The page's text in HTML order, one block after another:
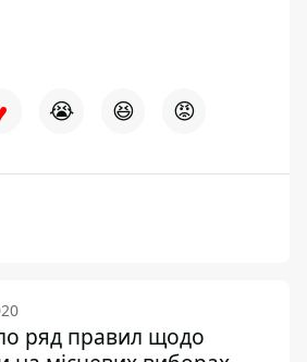
😭 😆 😡
ряд правил щодо